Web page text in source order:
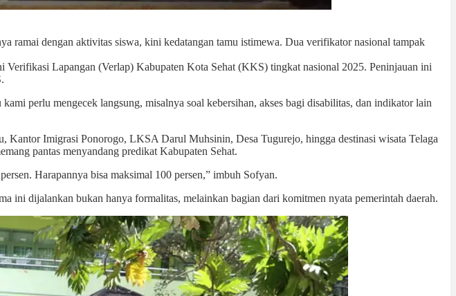
ramai dengan aktivitas siswa, kini kedatangan tamu istimewa. Dua verifikator nasional tampak
Lapangan (Verlap) Kabupaten Kota Sehat (KKS) tingkat nasional 2025. Peninjauan ini
perlu mengecek langsung, misalnya soal kebersihan, akses bagi disabilitas, dan indikator lain
Imigrasi Ponorogo, LKSA Darul Muhsinin, Desa Tugurejo, hingga destinasi wisata Telaga
pantas menyandang predikat Kabupaten Sehat.
Harapannya bisa maksimal 100 persen,” imbuh Sofyan.
ini dijalankan bukan hanya formalitas, melainkan bagian dari komitmen nyata pemerintah daerah.